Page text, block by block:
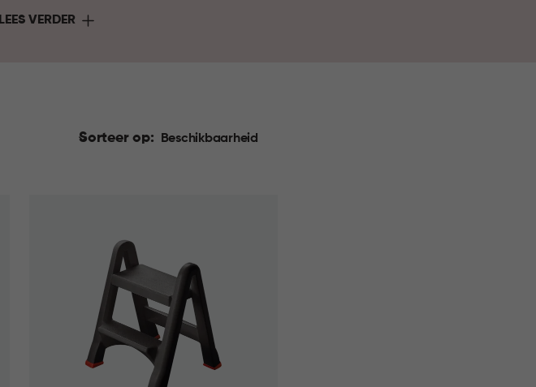
functionaliteit samen. Slimme bewaarbakjes houden ingrediënten langer vers,
LEES VERDER
Sorteer op: Beschikbaarheid